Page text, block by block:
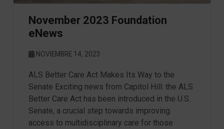
November 2023 Foundation
eNews
NOVIEMBRE 14, 2023
ALS Better Care Act Makes Its Way to the
Senate Exciting news from Capitol Hill: the ALS
Better Care Act has been introduced in the U.S.
Senate, a crucial step towards improving
access to multidisciplinary care for those